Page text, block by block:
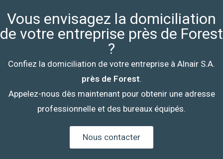
Vous envisagez la domiciliation
de votre entreprise près de Forest
?
Confiez la domiciliation de votre entreprise à Alnair S.A.
près de Forest.
Appelez-nous dès maintenant pour obtenir une adresse
professionnelle et des bureaux équipés.
Nous contacter